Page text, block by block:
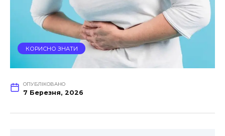
КОРИСНО ЗНАТИ
ОПУБЛІКОВАНО
7 Березня, 2026